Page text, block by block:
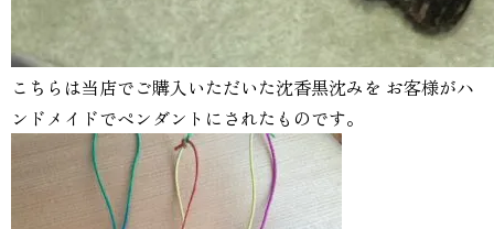
こちらは当店でご購入いただいた沈香黒沈みを お客様がハ
ンドメイドでペンダントにされたものです。